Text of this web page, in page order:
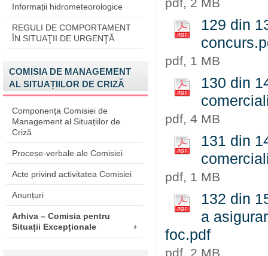
Informații hidrometeorologice
REGULI DE COMPORTAMENT
ÎN SITUAŢII DE URGENŢĂ
COMISIA DE MANAGEMENT
AL SITUAȚIILOR DE CRIZĂ
Componența Comisiei de
Management al Situațiilor de
Criză
Procese-verbale ale Comisiei
Acte privind activitatea Comisiei
Anunțuri
Arhiva – Comisia pentru
Situații Excepționale
+
129 din
pdf, 1 MB
130 din
pdf, 4 MB
131 din
pdf, 1 MB
132 din
a
foc.pdf
pdf, 2 MB